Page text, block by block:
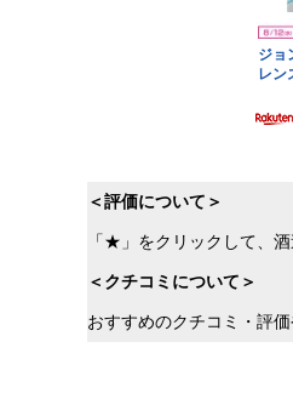
＜評価について＞
「★」をクリックして、
＜クチコミについて＞
おすすめのクチコミ・評